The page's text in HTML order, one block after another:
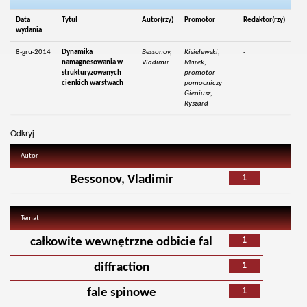
Data
wydania
Tytuł Autor(rzy) Promotor Redaktor(rzy)
8-gru-2014
Dynamika
namagnesowania w
strukturyzowanych
cienkich warstwach
Bessonov,
Vladimir
Kisielewski,
Marek;
promotor
pomocniczy
Gieniusz,
Ryszard
-
Odkryj
Autor
1
Bessonov, Vladimir
Temat
1
całkowite wewnętrzne odbicie fal
1
diffraction
1
fale spinowe